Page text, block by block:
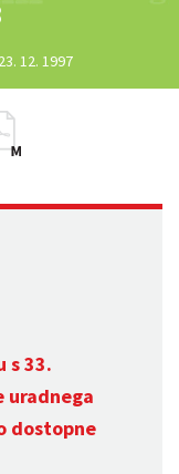
12. 1997
s 33.
uradnega
dostopne